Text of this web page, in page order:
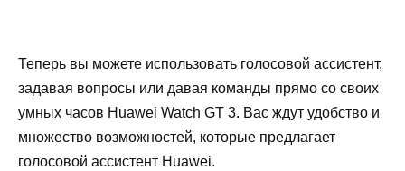
Теперь вы можете использовать голосовой ассистент,
задавая вопросы или давая команды прямо со своих
умных часов Huawei Watch GT 3. Вас ждут удобство и
множество возможностей, которые предлагает
голосовой ассистент Huawei.